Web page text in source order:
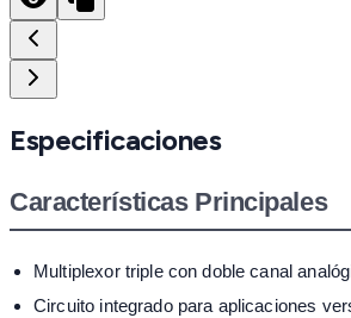
Especificaciones
Características Principales
Multiplexor triple con doble canal
Circuito integrado para aplicaciones